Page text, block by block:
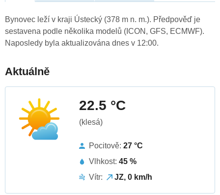
Bynovec leží v kraji Ústecký (378 m n. m.). Předpověď je
sestavena podle několika modelů (ICON, GFS, ECMWF).
Naposledy byla aktualizována dnes v 12:00.
Aktuálně
22.5 °C
(klesá)
Pocitově: 27 °C
Vlhkost: 45 %
Vítr:
JZ, 0 km/h